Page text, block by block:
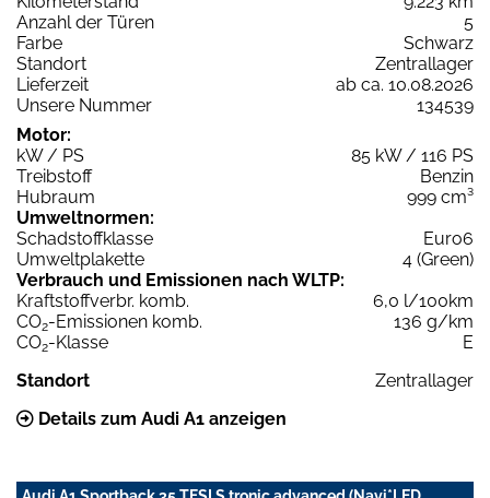
Anzahl der Türen
5
Farbe
Schwarz
Standort
Zentrallager
Lieferzeit
ab ca. 10.08.2026
Unsere Nummer
134539
Motor:
kW / PS
85 kW / 116 PS
Treibstoff
Benzin
Hubraum
999 cm³
Umweltnormen:
Schadstoffklasse
Euro6
Umweltplakette
4 (Green)
Verbrauch und Emissionen nach WLTP:
Kraftstoffverbr. komb.
6,0 l/100km
CO2-Emissionen komb.
136 g/km
CO2-Klasse
E
Standort
Zentrallager
Details zum Audi A1 anzeigen